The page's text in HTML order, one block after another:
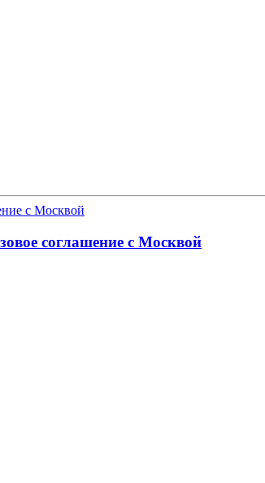
соглашение с Москвой